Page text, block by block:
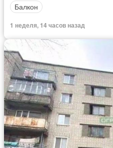
Балкон
1 неделя, 14 часов назад